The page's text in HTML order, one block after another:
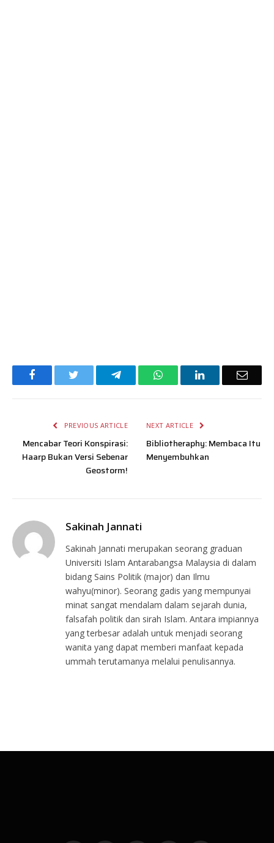
Facebook TelegramWhatsAppLinkedIn Email
PREVIOUS ARTICLE
Mencabar Teori Konspirasi:
Haarp Bukan Versi Sebenar
Geostorm!
NEXT ARTICLE
Bibliotheraphy: Membaca Itu
Menyembuhkan
Sakinah Jannati
Sakinah Jannati merupakan seorang graduan
Universiti Islam Antarabangsa Malaysia di dalam
bidang Sains Politik (major) dan Ilmu
wahyu(minor). Seorang gadis yang mempunyai
minat sangat mendalam dalam sejarah dunia,
falsafah politik dan sirah Islam. Antara impiannya
yang terbesar adalah untuk menjadi seorang
wanita yang dapat memberi manfaat kepada
ummah terutamanya melalui penulisannya.